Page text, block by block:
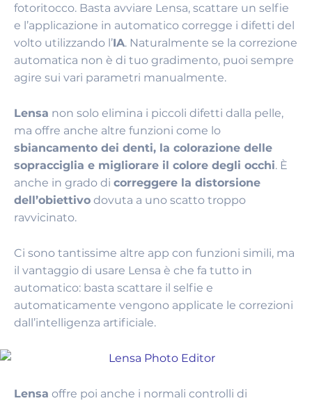
fotoritocco. Basta avviare Lensa, scattare un selfie
e l’applicazione in automatico corregge i difetti del
volto utilizzando l’IA. Naturalmente se la correzione
automatica non è di tuo gradimento, puoi sempre
agire sui vari parametri manualmente.
Lensa non solo elimina i piccoli difetti dalla pelle,
ma offre anche altre funzioni come lo
sbiancamento dei denti, la colorazione delle
sopracciglia e migliorare il colore degli occhi. È
anche in grado di correggere la distorsione
dell’obiettivo dovuta a uno scatto troppo
ravvicinato.
Ci sono tantissime altre app con funzioni simili, ma
il vantaggio di usare Lensa è che fa tutto in
automatico: basta scattare il selfie e
automaticamente vengono applicate le correzioni
dall’intelligenza artificiale.
Lensa offre poi anche i normali controlli di